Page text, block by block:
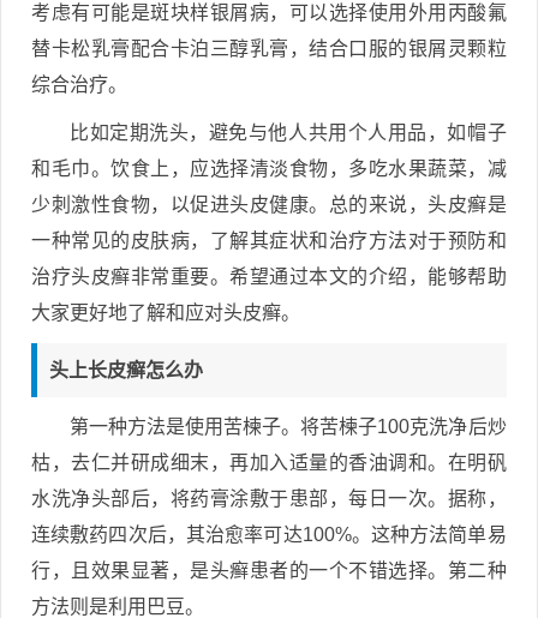
考虑有可能是斑块样银屑病，可以选择使用外用丙酸氟
替卡松乳膏配合卡泊三醇乳膏，结合口服的银屑灵颗粒
综合治疗。
比如定期洗头，避免与他人共用个人用品，如帽子
和毛巾。饮食上，应选择清淡食物，多吃水果蔬菜，减
少刺激性食物，以促进头皮健康。总的来说，头皮癣是
一种常见的皮肤病，了解其症状和治疗方法对于预防和
治疗头皮癣非常重要。希望通过本文的介绍，能够帮助
大家更好地了解和应对头皮癣。
头上长皮癣怎么办
第一种方法是使用苦楝子。将苦楝子100克洗净后炒
枯，去仁并研成细末，再加入适量的香油调和。在明矾
水洗净头部后，将药膏涂敷于患部，每日一次。据称，
连续敷药四次后，其治愈率可达100%。这种方法简单易
行，且效果显著，是头癣患者的一个不错选择。第二种
方法则是利用巴豆。